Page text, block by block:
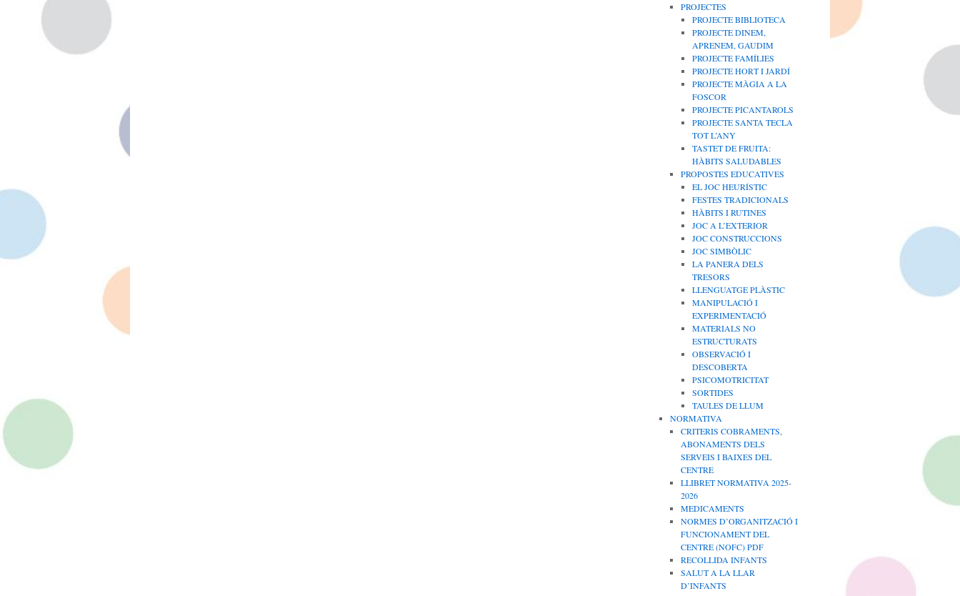
PROJECTES
PROJECTE BIBLIOTECA
PROJECTE DINEM,
APRENEM, GAUDIM
PROJECTE FAMÍLIES
PROJECTE HORT I JARDÍ
PROJECTE MÀGIA A LA
FOSCOR
PROJECTE PICANTAROLS
PROJECTE SANTA TECLA
TOT L’ANY
TASTET DE FRUITA:
HÀBITS SALUDABLES
PROPOSTES EDUCATIVES
EL JOC HEURÍSTIC
FESTES TRADICIONALS
HÀBITS I RUTINES
JOC A L’EXTERIOR
JOC CONSTRUCCIONS
JOC SIMBÒLIC
LA PANERA DELS
TRESORS
LLENGUATGE PLÀSTIC
MANIPULACIÓ I
EXPERIMENTACIÓ
MATERIALS NO
ESTRUCTURATS
OBSERVACIÓ I
DESCOBERTA
PSICOMOTRICITAT
SORTIDES
TAULES DE LLUM
NORMATIVA
CRITERIS COBRAMENTS,
ABONAMENTS DELS
SERVEIS I BAIXES DEL
CENTRE
LLIBRET NORMATIVA 2025-
2026
MEDICAMENTS
NORMES D’ORGANITZACIÓ I
FUNCIONAMENT DEL
CENTRE (NOFC) PDF
RECOLLIDA INFANTS
SALUT A LA LLAR
D’INFANTS